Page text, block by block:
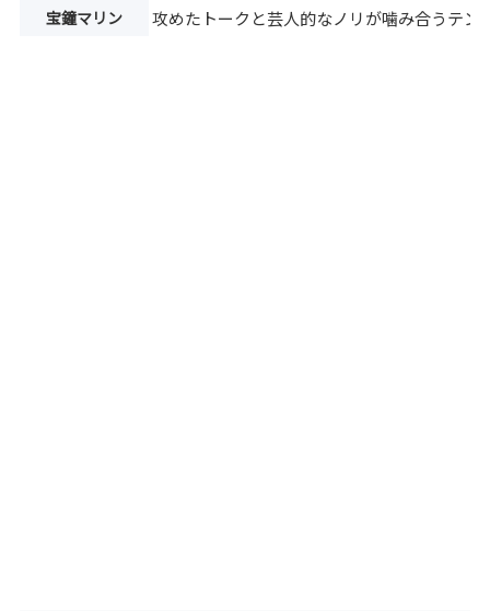
宝鐘マリン 攻めたトークと芸人的なノリが噛み合うテン